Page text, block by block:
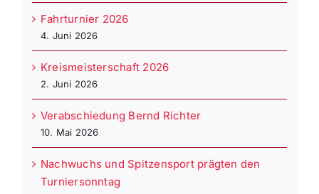
Fahrturnier 2026
4. Juni 2026
Kreismeisterschaft 2026
2. Juni 2026
Verabschiedung Bernd Richter
10. Mai 2026
Nachwuchs und Spitzensport prägten den
Turniersonntag